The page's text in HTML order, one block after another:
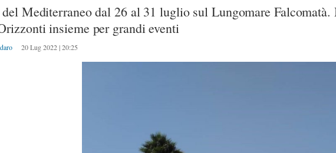
Mediterraneo dal 26 al 31 luglio sul Lungomare
insieme per grandi eventi
20 Lug 2022 | 20:25